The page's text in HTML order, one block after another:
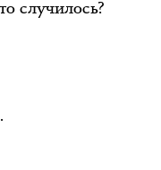
случилось?